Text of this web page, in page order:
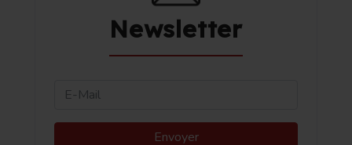
Newsletter